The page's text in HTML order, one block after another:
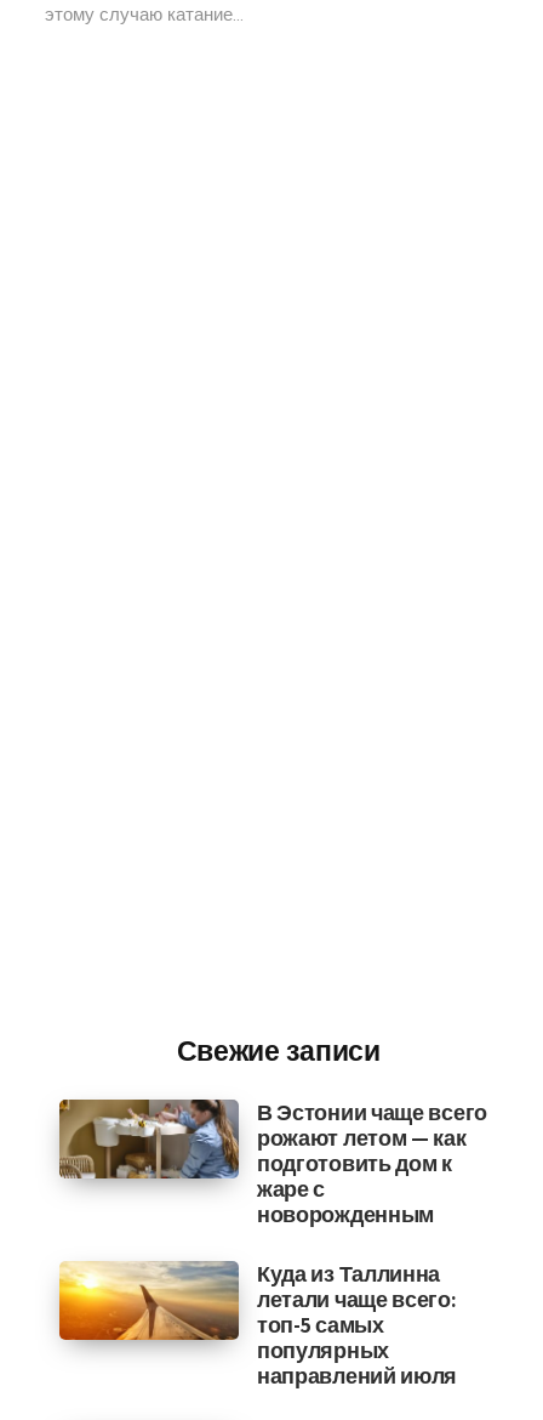
этому случаю катание...
Свежие записи
В Эстонии чаще всего
рожают летом — как
подготовить дом к
жаре с
новорожденным
Куда из Таллинна
летали чаще всего:
топ-5 самых
популярных
направлений июля